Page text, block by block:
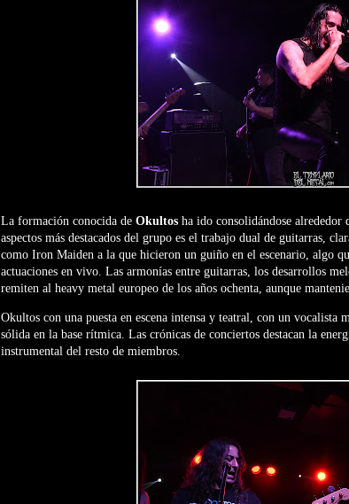
La formación conocida de Okultos ha ido consolidándose alrededor
aspectos más destacados del grupo es el trabajo dual de guitarras,
como Iron Maiden a la que hicieron un guiño en el escenario, algo
actuaciones en vivo. Las armonías entre guitarras, los desarrollos
remiten al heavy metal europeo de los años ochenta, aunque
Okultos con una puesta en escena intensa y teatral, con un vocalista
sólida en la base rítmica. Las crónicas de conciertos destacan la
instrumental del resto de miembros.